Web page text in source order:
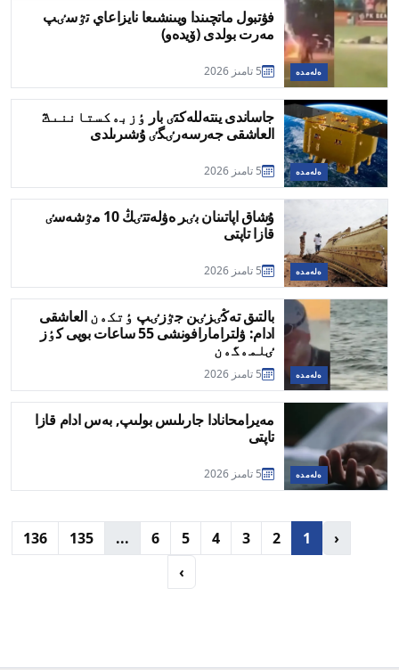
ەلەمدە
فۋتبول ماتچىندا ويىنشىعا نايزاعاي تٷسٸپ
مەرت بولدى (ۆيدەو)
5 تامىز 2026
ەلەمدە
جاساندى ينتەللەكتٸ بار ٶزبەكستاننىڭ
العاشقى جەرسەرٸگٸ ۇشىرىلدى
5 تامىز 2026
ەلەمدە
ۇشاق اپاتىنان بٸر ەۋلەتتٸڭ 10 مٷشەسٸ
قازا تاپتى
5 تامىز 2026
ەلەمدە
بالتىق تەڭٸزٸن جٷزٸپ ٶتكەن العاشقى
ادام: ۋلترامارافونشى 55 ساعات بويى كٶز
ٸلمەگەن
5 تامىز 2026
ەلەمدە
مەيرامحانادا جارىلىس بولىپ, بەس ادام قازا
تاپتى
5 تامىز 2026
‹
1
2
3
4
5
6
...
135
136
›